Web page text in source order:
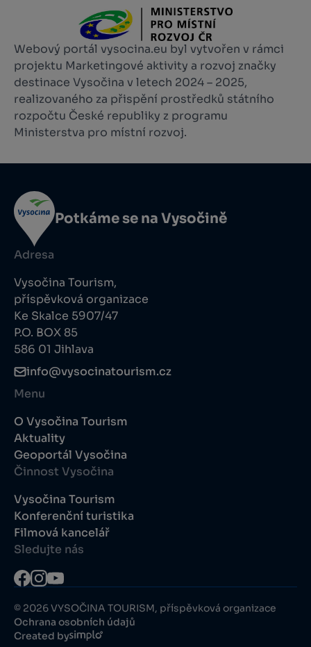
Webový portál vysocina.eu byl vytvořen v rámci
projektu Marketingové aktivity a rozvoj značky
destinace Vysočina v letech 2024 – 2025,
realizovaného za přispění prostředků státního
rozpočtu České republiky z programu
Ministerstva pro místní rozvoj.
Potkáme se na Vysočině
Adresa
Vysočina Tourism,
příspěvková organizace
Ke Skalce 5907/47
P.O. BOX 85
586 01 Jihlava
info@vysocinatourism.cz
Menu
O Vysočina Tourism
Aktuality
Geoportál Vysočina
Činnost Vysočina
Vysočina Tourism
Konferenční turistika
Filmová kancelář
Sledujte nás
© 2026 VYSOČINA TOURISM, příspěvková organizace
Ochrana osobních údajů
Created by